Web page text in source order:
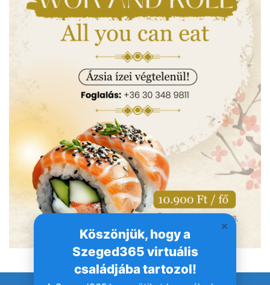
Köszönjük, hogy a
Szeged365 virtuális
családjába tartozol!